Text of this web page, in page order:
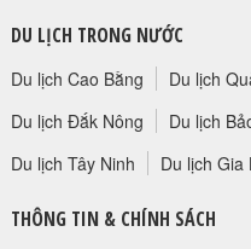
PROFILE HƯỚNG DẪN VIÊN
DU LỊCH TRONG NƯỚC
Du lịch Cao Bằng Du lịch
Du lịch Đắk Nông
Du lịch
Du lịch Tây Ninh
Du lịch Gia
THÔNG TIN & CHÍNH SÁCH